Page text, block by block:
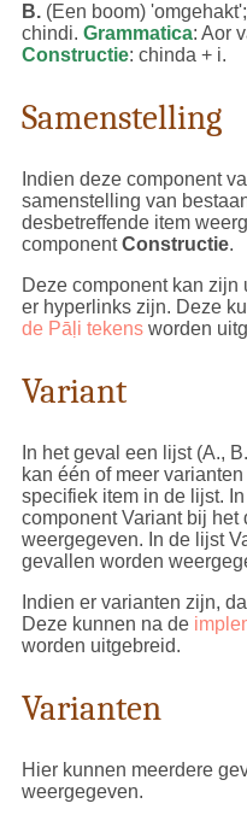
B.(Een boom)
chindi. Grammatica: Aor
Constructie: chinda + i.
Samenstelling
Indien deze component
samenstelling van
desbetreffende item
componentConstructie.
Deze component kan zijn
er hyperlinks zijn. Deze
de Pāḷi tekensworden
Variant
In het geval een lijst (A.,
kan één of meer
specifiek item in de lijst.
component Variant bij het
weergegeven. In de lijst
gevallen worden
Indien er varianten zijn,
Deze kunnen na de
worden uitgebreid.
Varianten
Hier kunnen meerdere
weergegeven.